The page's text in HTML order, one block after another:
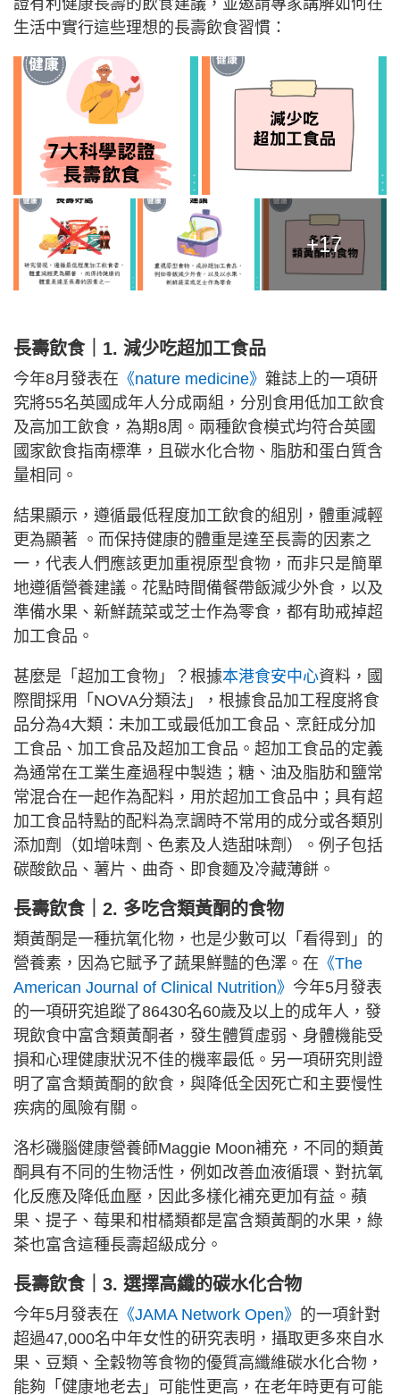
生活中實行這些理想的長壽飲食習慣：
+17
長壽飲食｜1. 減少吃超加工食品
今年8月發表在 《nature medicine》 雜誌上的一項研
究將55名英國成年人分成兩組，分別食用低加工飲食
及高加工飲食，為期8周。兩種飲食模式均符合英國
國家飲食指南標準，且碳水化合物、脂肪和蛋白質含
量相同。
結果顯示，遵循最低程度加工飲食的組別，體重減輕
更為顯著 。而保持健康的體重是達至長壽的因素之
一，代表人們應該更加重視原型食物，而非只是簡單
地遵循營養建議。花點時間備餐帶飯減少外食，以及
準備水果、新鮮蔬菜或芝士作為零食，都有助戒掉超
加工食品。
甚麼是「超加工食物」？根據本港食安中心資料，國
際間採用「NOVA分類法」，根據食品加工程度將食
品分為4大類：未加工或最低加工食品、烹飪成分加
工食品、加工食品及超加工食品。超加工食品的定義
為通常在工業生產過程中製造；糖、油及脂肪和鹽常
常混合在一起作為配料，用於超加工食品中；具有超
加工食品特點的配料為烹調時不常用的成分或各類別
添加劑（如增味劑、色素及人造甜味劑）。例子包括
碳酸飲品、薯片、曲奇、即食麵及冷藏薄餅。
長壽飲食｜2. 多吃含類黃酮的食物
類黃酮是一種抗氧化物，也是少數可以「看得到」的
營養素，因為它賦予了蔬果鮮豔的色澤。在 《The
American Journal of Clinical Nutrition》 今年5月發表
的一項研究追蹤了86430名60歲及以上的成年人，發
現飲食中富含類黃酮者，發生體質虛弱、身體機能受
損和心理健康狀況不佳的機率最低。另一項研究則證
明了富含類黃酮的飲食，與降低全因死亡和主要慢性
疾病的風險有關。
洛杉磯腦健康營養師Maggie Moon補充，不同的類黃
酮具有不同的生物活性，例如改善血液循環、對抗氧
化反應及降低血壓，因此多樣化補充更加有益。蘋
果、提子、莓果和柑橘類都是富含類黃酮的水果，綠
茶也富含這種長壽超級成分。
長壽飲食｜3. 選擇高纖的碳水化合物
今年5月發表在 《JAMA Network Open》 的一項針對
超過47,000名中年女性的研究表明，攝取更多來自水
果、豆類、全穀物等食物的優質高纖維碳水化合物，
能夠「健康地老去」可能性更高，在老年時更有可能